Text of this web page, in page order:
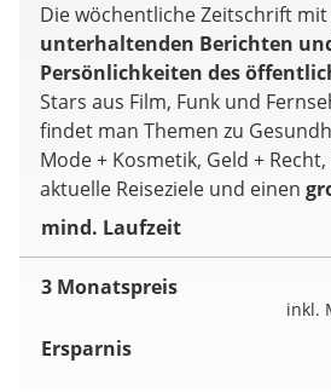
Die wöchentliche Zeitschrift mit
unterhaltenden Berichten
Persönlichkeiten des
Stars aus Film, Funk und
findet man Themen zu
Mode + Kosmetik, Geld +
aktuelle Reiseziele und einen
mind. Laufzeit
3 Monatspreis
inkl.
Ersparnis